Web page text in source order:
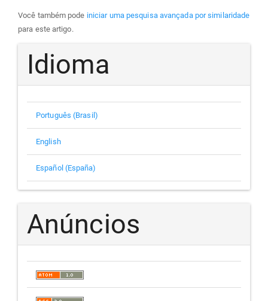
Você também pode iniciar uma pesquisa avançada por similaridade
para este artigo.
Idioma
Português (Brasil)
English
Español (España)
Anúncios